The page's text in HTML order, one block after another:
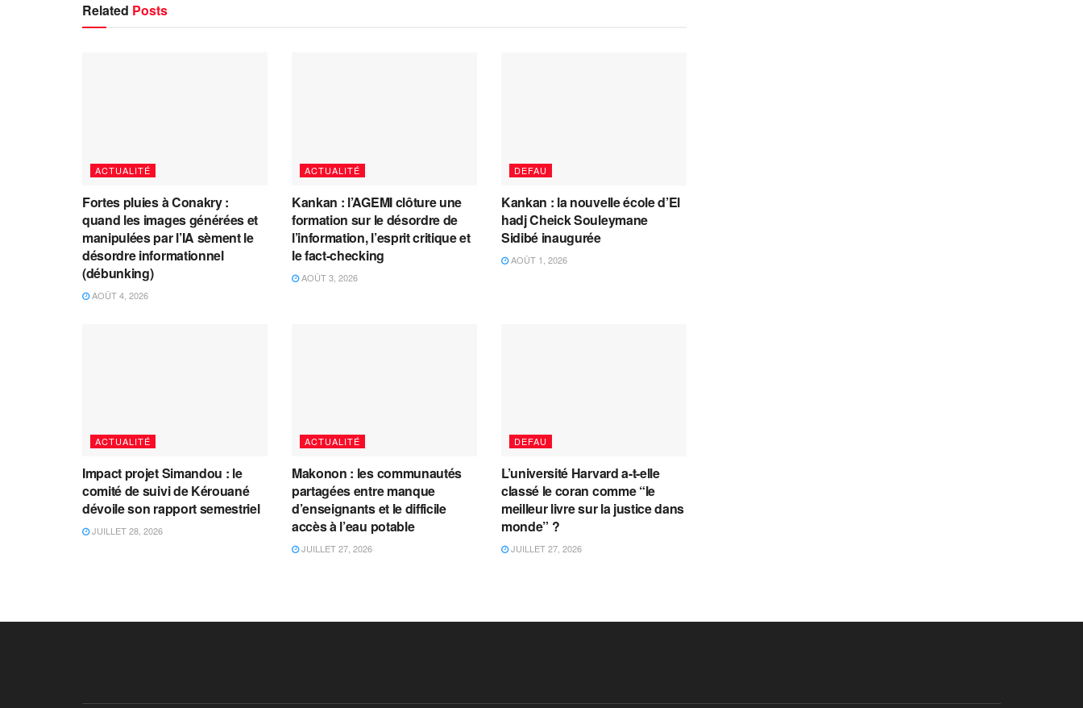
Related Posts
ACTUALITÉ
Fortes pluies à Conakry :
quand les images générées et
manipulées par l’IA sèment le
désordre informationnel
(débunking)
AOÛT 4, 2026
ACTUALITÉ
Kankan : l’AGEMI clôture une
formation sur le désordre de
l’information, l’esprit critique et
le fact-checking
AOÛT 3, 2026
DEFAU
Kankan : la nouvelle école d’El
hadj Cheick Souleymane
Sidibé inaugurée
AOÛT 1, 2026
ACTUALITÉ
Impact projet Simandou : le
comité de suivi de Kérouané
dévoile son rapport semestriel
JUILLET 28, 2026
ACTUALITÉ
Makonon : les communautés
partagées entre manque
d’enseignants et le difficile
accès à l’eau potable
JUILLET 27, 2026
DEFAU
L’université Harvard a-t-elle
classé le coran comme “le
meilleur livre sur la justice dans
monde” ?
JUILLET 27, 2026